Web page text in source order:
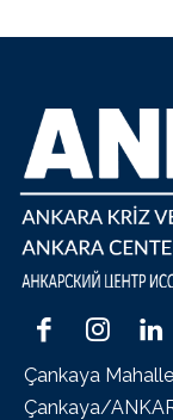
Çankaya
Çankaya/